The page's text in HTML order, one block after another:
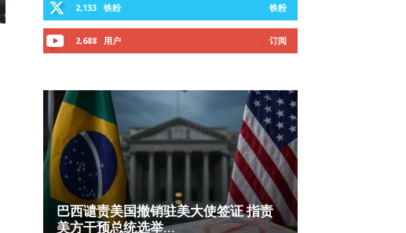
2,133 铁粉 铁粉
2,688 用户 订阅
巴西谴责美国撤销驻美大使签证 指责
美方干预总统选举...